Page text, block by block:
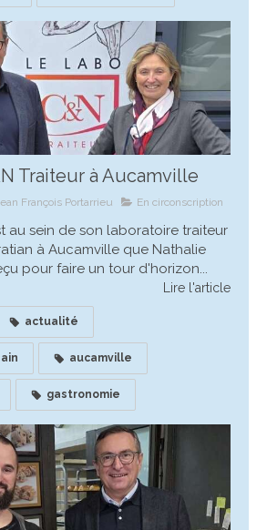
Traiteur à Aucamville
François Portarrieu En circonscription
au sein de son laboratoire traiteur
à Aucamville que Nathalie
pour faire un tour d'horizon...
Lire l'article
actualité
aucamville
gastronomie